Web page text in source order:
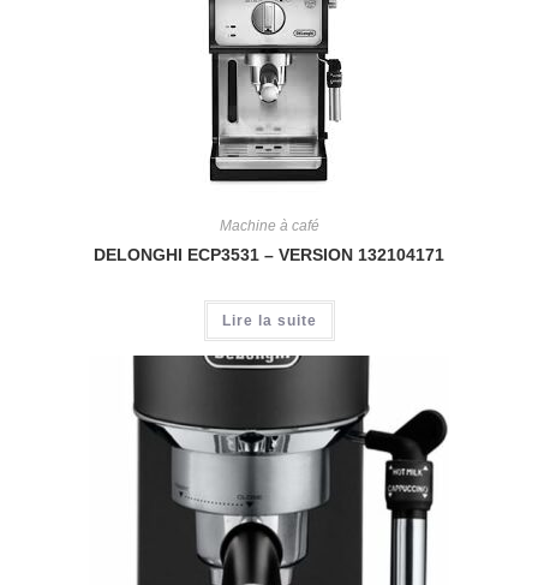
Machine à café
DELONGHI ECP3531 – VERSION 132104171
Lire la suite